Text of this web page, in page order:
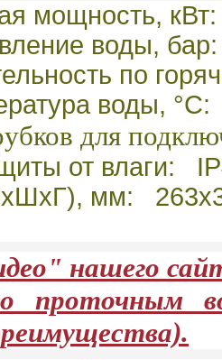
мощность,
воды,
по
воды,
для
от влаги:
мм:
нашего
проточным